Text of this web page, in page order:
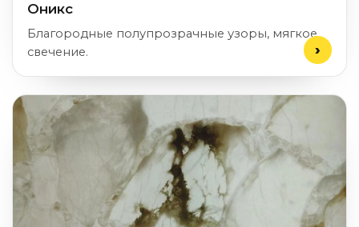
Оникс
Благородные полупрозрачные узоры, мягкое
свечение.